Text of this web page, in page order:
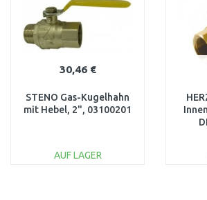
30,46 €
STENO Gas-Kugelhahn
mit Hebel, 2", 03100201
AUF LAGER